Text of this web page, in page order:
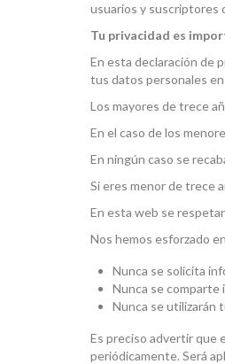
usuarios y suscriptores
Tu privacidad es
En esta declaración de
tus datos personales
Los mayores de trece
En el caso de los
En ningún caso se
Si eres menor de trece
En esta web se
Nos hemos esforzado
Nunca se solicita
Nunca se comparte
Nunca se utilizarán
Es preciso advertir que
periódicamente. Será